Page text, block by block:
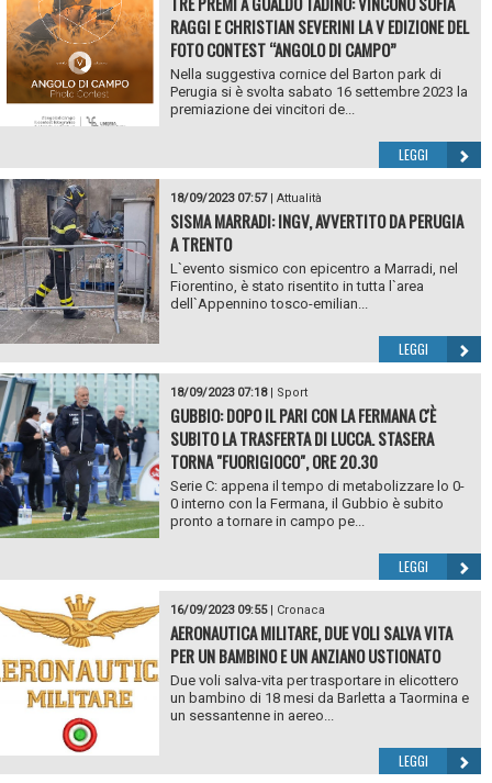
RAGGI E CHRISTIAN SEVERINI LA V EDIZIONE DEL
FOTO CONTEST “ANGOLO DI CAMPO”
Nella suggestiva cornice del Barton park di
Perugia si è svolta sabato 16 settembre 2023 la
premiazione dei vincitori de...
LEGGI
18/09/2023 07:57| Attualità
SISMA MARRADI: INGV, AVVERTITO DA PERUGIA
A TRENTO
L`evento sismico con epicentro a Marradi, nel
Fiorentino, è stato risentito in tutta l`area
dell`Appennino tosco-emilian...
LEGGI
18/09/2023 07:18| Sport
GUBBIO: DOPO IL PARI CON LA FERMANA C'È
SUBITO LA TRASFERTA DI LUCCA. STASERA
TORNA "FUORIGIOCO", ORE 20.30
Serie C: appena il tempo di metabolizzare lo 0-
0 interno con la Fermana, il Gubbio è subito
pronto a tornare in campo pe...
LEGGI
16/09/2023 09:55| Cronaca
AERONAUTICA MILITARE, DUE VOLI SALVA VITA
PER UN BAMBINO E UN ANZIANO USTIONATO
Due voli salva-vita per trasportare in elicottero
un bambino di 18 mesi da Barletta a Taormina e
un sessantenne in aereo...
LEGGI